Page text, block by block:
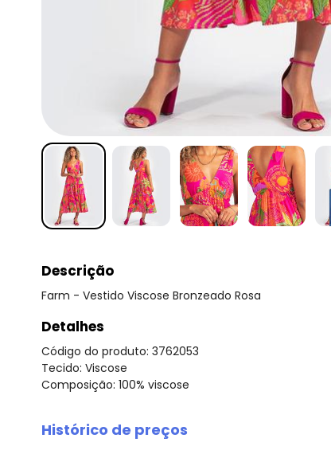
Descrição
Farm - Vestido Viscose Bronzeado Rosa
Detalhes
Código do produto: 3762053
Tecido: Viscose
Composição: 100% viscose
Histórico de preços